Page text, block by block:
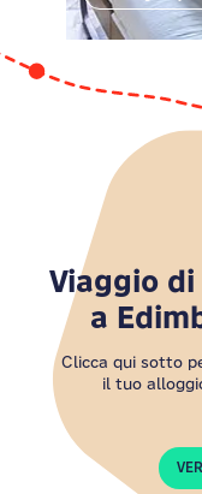
posto
vogliamo
perfetto per
Viaggio
a
Clicca qui sotto
il tuo